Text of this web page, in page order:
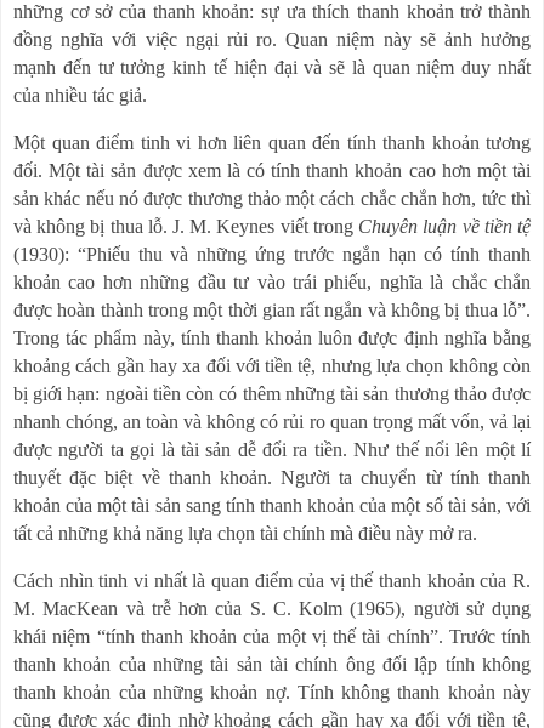
những cơ sở của thanh khoản: sự ưa thích thanh khoản trở thành
đồng nghĩa với việc ngại rủi ro. Quan niệm này sẽ ảnh hưởng
mạnh đến tư tưởng kinh tế hiện đại và sẽ là quan niệm duy nhất
của nhiều tác giả.
Một quan điểm tinh vi hơn liên quan đến tính thanh khoản tương
đối. Một tài sản được xem là có tính thanh khoản cao hơn một tài
sản khác nếu nó được thương thảo một cách chắc chắn hơn, tức thì
và không bị thua lỗ. J. M. Keynes viết trong Chuyên luận về tiền tệ
(1930): “Phiếu thu và những ứng trước ngắn hạn có tính thanh
khoản cao hơn những đầu tư vào trái phiếu, nghĩa là chắc chắn
được hoàn thành trong một thời gian rất ngắn và không bị thua lỗ”.
Trong tác phẩm này, tính thanh khoản luôn được định nghĩa bằng
khoảng cách gần hay xa đối với tiền tệ, nhưng lựa chọn không còn
bị giới hạn: ngoài tiền còn có thêm những tài sản thương thảo được
nhanh chóng, an toàn và không có rủi ro quan trọng mất vốn, vả lại
được người ta gọi là tài sản dễ đổi ra tiền. Như thế nổi lên một lí
thuyết đặc biệt về thanh khoản. Người ta chuyển từ tính thanh
khoản của một tài sản sang tính thanh khoản của một số tài sản, với
tất cả những khả năng lựa chọn tài chính mà điều này mở ra.
Cách nhìn tinh vi nhất là quan điểm của vị thế thanh khoản của R.
M. MacKean và trễ hơn của S. C. Kolm (1965), người sử dụng
khái niệm “tính thanh khoản của một vị thế tài chính”. Trước tính
thanh khoản của những tài sản tài chính ông đối lập tính không
thanh khoản của những khoản nợ. Tính không thanh khoản này
cũng được xác định nhờ khoảng cách gần hay xa đối với tiền tệ,